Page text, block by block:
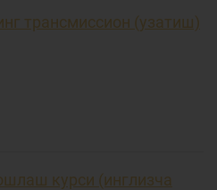
трансмиссион (узатиш)
курси (инглизча